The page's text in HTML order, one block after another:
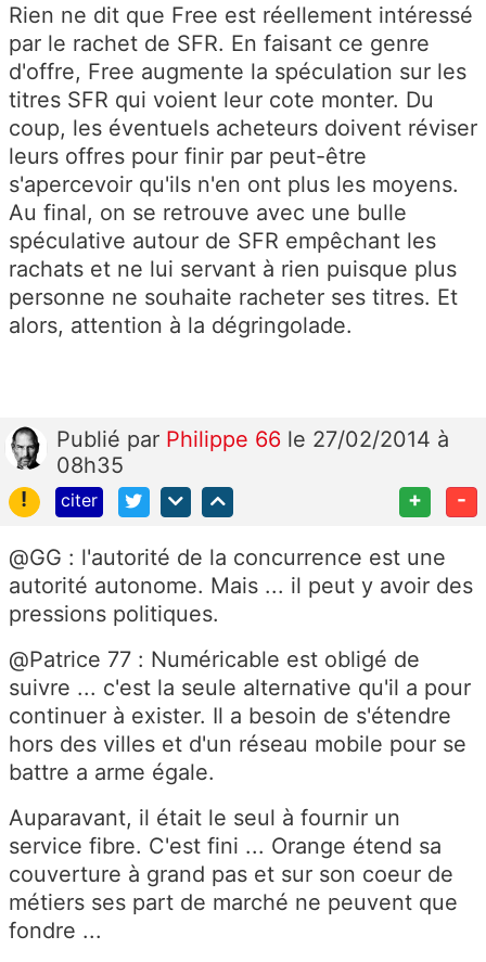
Rien ne dit que Free est réellement intéressé
par le rachet de SFR. En faisant ce genre
d'offre, Free augmente la spéculation sur les
titres SFR qui voient leur cote monter. Du
coup, les éventuels acheteurs doivent réviser
leurs offres pour finir par peut-être
s'apercevoir qu'ils n'en ont plus les moyens.
Au final, on se retrouve avec une bulle
spéculative autour de SFR empêchant les
rachats et ne lui servant à rien puisque plus
personne ne souhaite racheter ses titres. Et
alors, attention à la dégringolade.
Publié par Philippe 66 le 27/02/2014 à
08h35
!
citer + -
@GG : l'autorité de la concurrence est une
autorité autonome. Mais ... il peut y avoir des
pressions politiques.
@Patrice 77 : Numéricable est obligé de
suivre ... c'est la seule alternative qu'il a pour
continuer à exister. Il a besoin de s'étendre
hors des villes et d'un réseau mobile pour se
battre a arme égale.
Auparavant, il était le seul à fournir un
service fibre. C'est fini ... Orange étend sa
couverture à grand pas et sur son coeur de
métiers ses part de marché ne peuvent que
fondre ...